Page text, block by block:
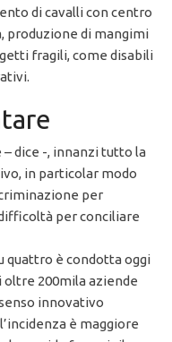
di cavalli con centro
produzione di mangimi
fragili, come disabili
dice -, innanzi tutto la
in particolar modo
per
per conciliare
quattro è condotta oggi
oltre 200mila aziende
innovativo
è maggiore